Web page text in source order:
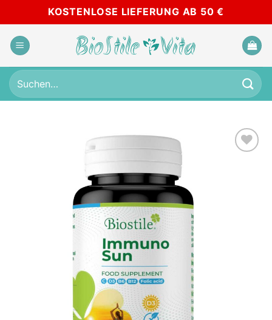
Inhalt
springen
KOSTENLOSE LIEFERUNG AB 50 €
Suchen
nach: